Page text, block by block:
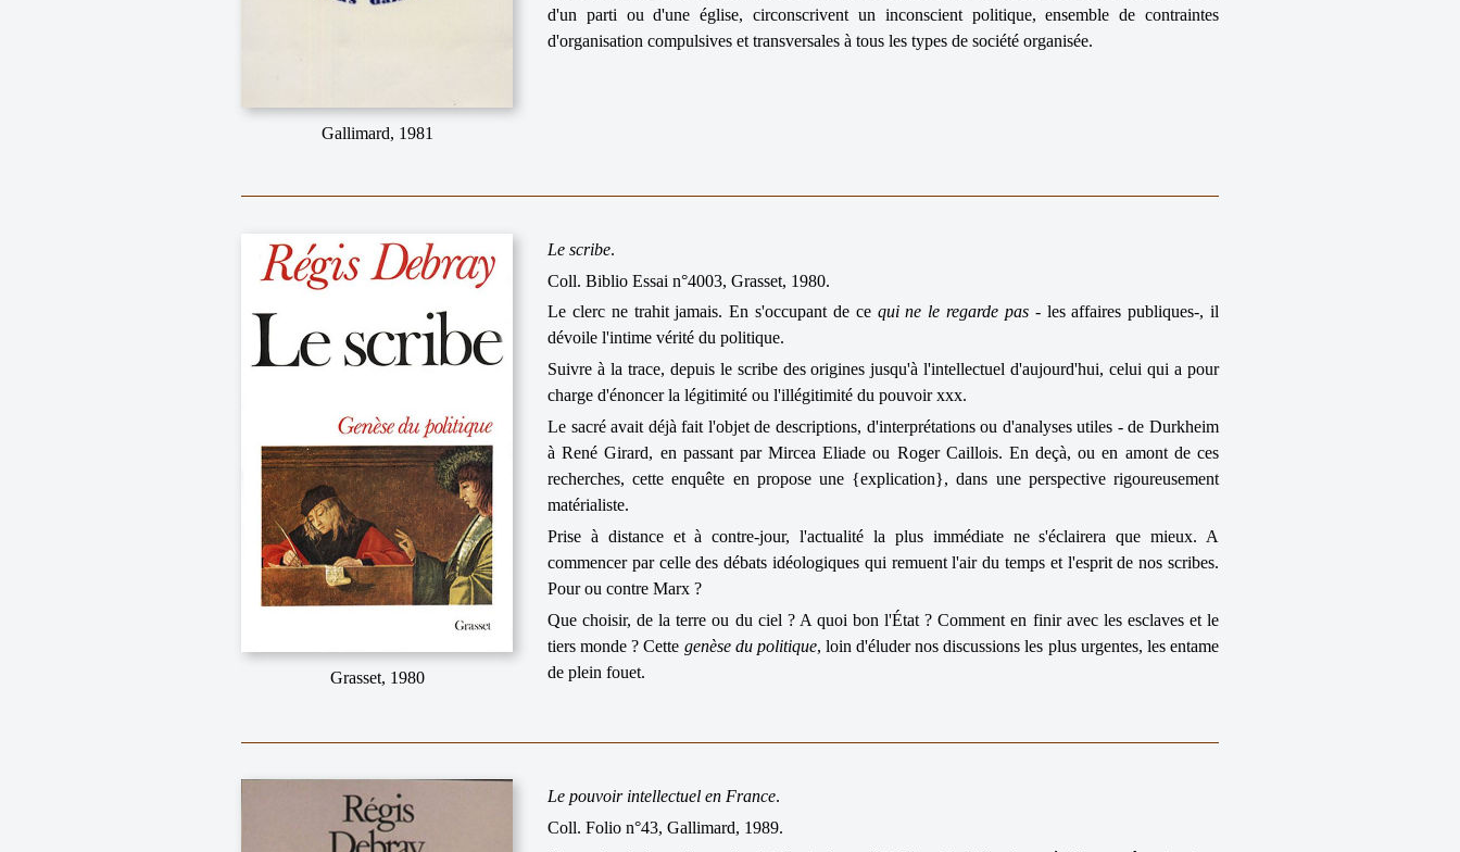
Gallimard, 1981
d'un parti ou d'une église, circonscrivent un inconscient politique, ensemble de contraintes
d'organisation compulsives et transversales à tous les types de société organisée.
Grasset, 1980
Le scribe.
Coll. Biblio Essai n°4003, Grasset, 1980.
Le clerc ne trahit jamais. En s'occupant de ce qui ne le regarde pas- les affaires publiques-, il
dévoile l'intime vérité du politique.
Suivre à la trace, depuis le scribe des origines jusqu'à l'intellectuel d'aujourd'hui, celui qui a pour
charge d'énoncer la légitimité ou l'illégitimité du pouvoir xxx.
Le sacré avait déjà fait l'objet de descriptions, d'interprétations ou d'analyses utiles - de Durkheim
à René Girard, en passant par Mircea Eliade ou Roger Caillois. En deçà, ou en amont de ces
recherches, cette enquête en propose une {explication}, dans une perspective rigoureusement
matérialiste.
Prise à distance et à contre-jour, l'actualité la plus immédiate ne s'éclairera que mieux. A
commencer par celle des débats idéologiques qui remuent l'air du temps et l'esprit de nos scribes.
Pour ou contre Marx ?
Que choisir, de la terre ou du ciel ? A quoi bon l'État ? Comment en finir avec les esclaves et le
tiers monde ? Cette genèse du politique, loin d'éluder nos discussions les plus urgentes, les entame
de plein fouet.
Le pouvoir intellectuel en France.
Coll. Folio n°43, Gallimard, 1989.